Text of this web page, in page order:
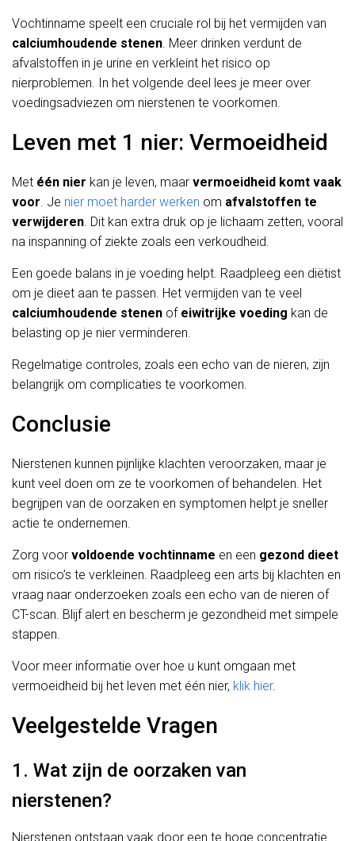
Vochtinname speelt een cruciale rol bij het vermijden van
calciumhoudende stenen . Meer drinken verdunt de
afvalstoffen in je urine en verkleint het risico op
nierproblemen. In het volgende deel lees je meer over
voedingsadviezen om nierstenen te voorkomen.
Leven met 1 nier: Vermoeidheid
Met één nier kan je leven, maar vermoeidheid komt vaak
voor . Je nier moet harder werken om afvalstoffen te
verwijderen . Dit kan extra druk op je lichaam zetten, vooral
na inspanning of ziekte zoals een verkoudheid.
Een goede balans in je voeding helpt. Raadpleeg een diëtist
om je dieet aan te passen. Het vermijden van te veel
calciumhoudende stenen of eiwitrijke voeding kan de
belasting op je nier verminderen.
Regelmatige controles, zoals een echo van de nieren, zijn
belangrijk om complicaties te voorkomen.
Conclusie
Nierstenen kunnen pijnlijke klachten veroorzaken, maar je
kunt veel doen om ze te voorkomen of behandelen. Het
begrijpen van de oorzaken en symptomen helpt je sneller
actie te ondernemen.
Zorg voor voldoende vochtinname en een gezond dieet
om risico’s te verkleinen. Raadpleeg een arts bij klachten en
vraag naar onderzoeken zoals een echo van de nieren of
CT-scan. Blijf alert en bescherm je gezondheid met simpele
stappen.
Voor meer informatie over hoe u kunt omgaan met
vermoeidheid bij het leven met één nier, klik hier.
Veelgestelde Vragen
1. Wat zijn de oorzaken van
nierstenen?
Nierstenen ontstaan vaak door een te hoge concentratie